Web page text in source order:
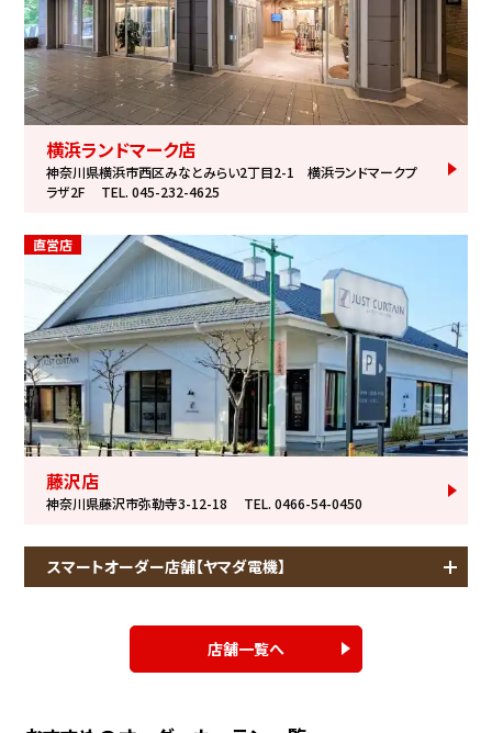
横浜ランドマーク店
神奈川県横浜市西区みなとみらい2丁目2-1 横浜ランドマークプ
ラザ2F
TEL. 045-232-4625
直営店
藤沢店
神奈川県藤沢市弥勒寺3-12-18 TEL. 0466-54-0450
スマートオーダー店舗【ヤマダ電機】
店舗一覧へ